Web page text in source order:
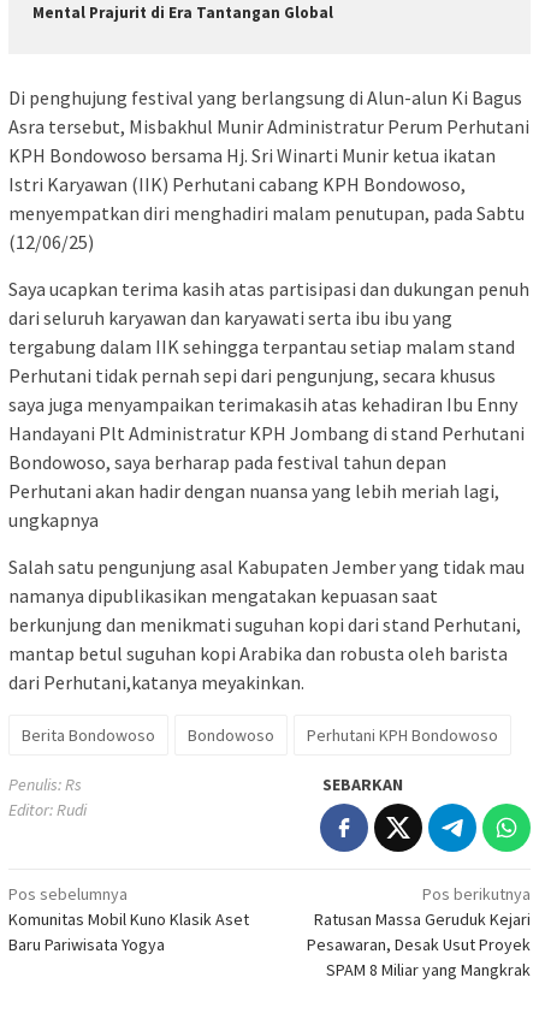
Mental Prajurit di Era Tantangan Global
Di penghujung festival yang berlangsung di Alun-alun Ki Bagus
Asra tersebut, Misbakhul Munir Administratur Perum Perhutani
KPH Bondowoso bersama Hj. Sri Winarti Munir ketua ikatan
Istri Karyawan (IIK) Perhutani cabang KPH Bondowoso,
menyempatkan diri menghadiri malam penutupan, pada Sabtu
(12/06/25)
Saya ucapkan terima kasih atas partisipasi dan dukungan penuh
dari seluruh karyawan dan karyawati serta ibu ibu yang
tergabung dalam IIK sehingga terpantau setiap malam stand
Perhutani tidak pernah sepi dari pengunjung, secara khusus
saya juga menyampaikan terimakasih atas kehadiran Ibu Enny
Handayani Plt Administratur KPH Jombang di stand Perhutani
Bondowoso, saya berharap pada festival tahun depan
Perhutani akan hadir dengan nuansa yang lebih meriah lagi,
ungkapnya
Salah satu pengunjung asal Kabupaten Jember yang tidak mau
namanya dipublikasikan mengatakan kepuasan saat
berkunjung dan menikmati suguhan kopi dari stand Perhutani,
mantap betul suguhan kopi Arabika dan robusta oleh barista
dari Perhutani,katanya meyakinkan.
Berita Bondowoso Bondowoso Perhutani KPH Bondowoso
Penulis: Rs
Editor: Rudi
SEBARKAN
Navigasi
pos
Pos sebelumnya
Komunitas Mobil Kuno Klasik Aset
Baru Pariwisata Yogya
Pos berikutnya
Ratusan Massa Geruduk Kejari
Pesawaran, Desak Usut Proyek
SPAM 8 Miliar yang Mangkrak